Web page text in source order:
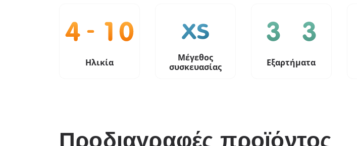
Ηλικία
Μέγεθος
συσκευασίας
Εξαρτήματα
Προδιαγραφές προϊόντος